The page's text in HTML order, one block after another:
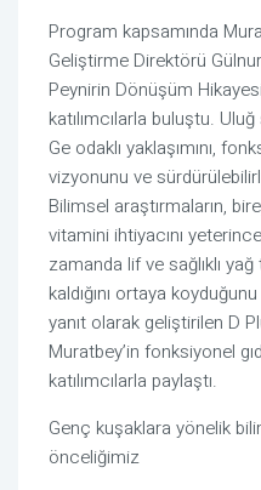
Program kapsamında
Geliştirme Direktörü
Peynirin Dönüşüm
katılımcılarla buluştu.
Ge odaklı yaklaşımını,
vizyonunu ve
Bilimsel araştırmaların,
vitamini ihtiyacını yeterince
zamanda lif ve sağlıklı
kaldığını ortaya
yanıt olarak geliştirilen D
Muratbey’in fonksiyonel
katılımcılarla paylaştı.
Genç kuşaklara yönelik
önceliğimiz